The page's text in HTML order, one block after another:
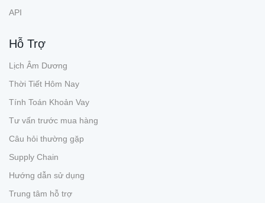
API
Hỗ Trợ
Lịch Âm Dương
Thời Tiết Hôm Nay
Tính Toán Khoản Vay
Tư vấn trước mua hàng
Câu hỏi thường gặp
Supply Chain
Hướng dẫn sử dụng
Trung tâm hỗ trợ